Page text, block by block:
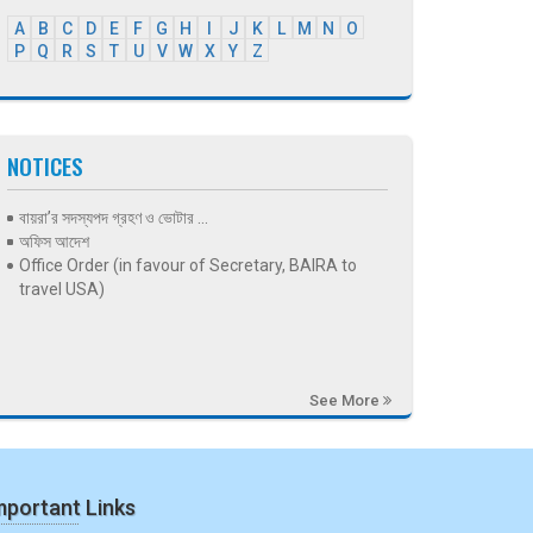
A B C D E F G H J K L M N
O
P
Q R S T U V W X Y Z
NOTICES
বায়রা’র সদস্যপদ গ্রহণ ও ভোটার ...
অফিস আদেশ
Office Order (in favour of Secretary, BAIRA to
travel USA)
See More
Links